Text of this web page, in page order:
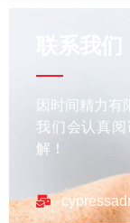
因时间精力有
我们会认真阅
解！